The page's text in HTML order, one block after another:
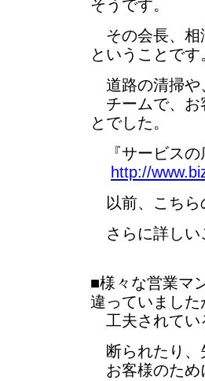
そうです。
その会長、相
ということです
道路の清掃や
チームで、お
とでした。
『サービスの
http://
以前、こちら
さらに詳しい
■様々な営業マ
違っていました
工夫されてい
断られたり、
お客様のため